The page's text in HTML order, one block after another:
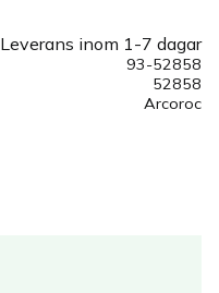
Leverans inom 1-7 dagar
93-52858
52858
Arcoroc